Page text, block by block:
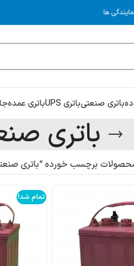
ها
باتری صنعتیباتری UPS باتری عمده
باتری
برچسب خورده “باتری
تمام شد!